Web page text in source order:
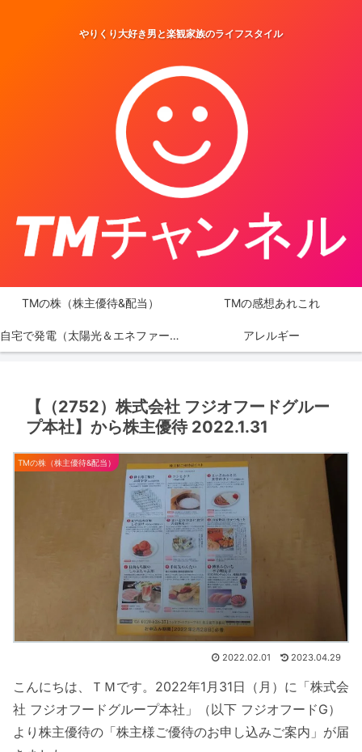
やりくり大好き男と楽観家族のライフスタイル
TMの株（株主優待&配当） TMの感想あれこれ
自宅で発電（太陽光＆エネファーム） アレルギー
【（2752）株式会社 フジオフードグルー
プ本社】から株主優待 2022.1.31
TMの株（株主優待&配当）
2022.02.01 2023.04.29
こんにちは、ＴＭです。2022年1月31日（月）に「株式会
社 フジオフードグループ本社」（以下 フジオフードG）
より株主優待の「株主様ご優待のお申し込みご案内」が届